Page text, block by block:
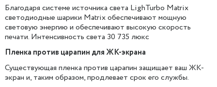
Благодаря системе источника света LighTurbo Matrix
светодиодные шарики Matrix обеспечивают мощную
световую энергию и обеспечивают высокую скорость
печати. Интенсивность света 30 735 люкс
Пленка против царапин для ЖК-экрана
Существующая пленка против царапин защищает ваш ЖК-
экран и, таким образом, продлевает срок его службы.